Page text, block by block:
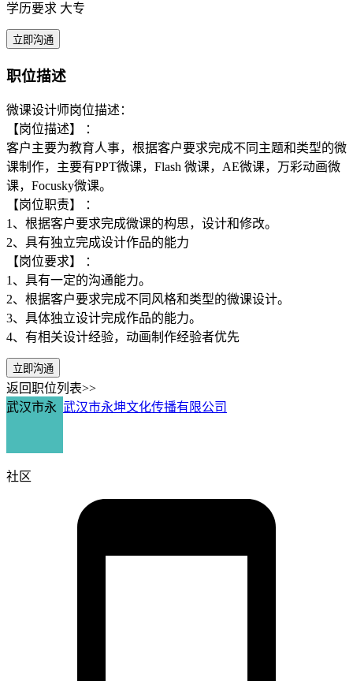
学历要求 大专
立即沟通
职位描述
微课设计师岗位描述：
【岗位描述】 ：
客户主要为教育人事，根据客户要求完成不同主题和类型的微
课制作，主要有PPT微课，Flash 微课，AE微课，万彩动画微
课，Focusky微课。
【岗位职责】 ：
1、根据客户要求完成微课的构思，设计和修改。
2、具有独立完成设计作品的能力
【岗位要求】 ：
1、具有一定的沟通能力。
2、根据客户要求完成不同风格和类型的微课设计。
3、具体独立设计完成作品的能力。
4、有相关设计经验，动画制作经验者优先
立即沟通
返回职位列表>>
武汉市永 武汉市永坤文化传播有限公司
社区